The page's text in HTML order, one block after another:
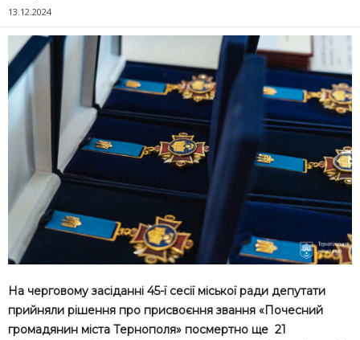
13.12.2024
На черговому засіданні 45-ї сесії міської ради депутати
прийняли рішення про присвоєння звання «Почесний
громадянин міста Тернополя» посмертно ще 21